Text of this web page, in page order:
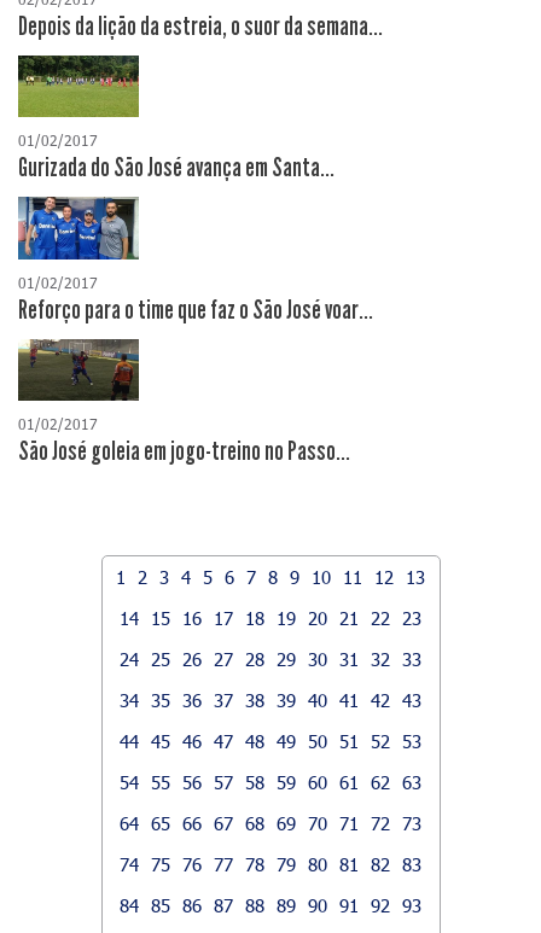
Depois da lição da estreia, o suor da semana...
01/02/2017
Gurizada do São José avança em Santa...
01/02/2017
Reforço para o time que faz o São José voar...
01/02/2017
São José goleia em jogo-treino no Passo...
1 2 3 4 5 6 7 8 9 10 11 12
13
14
15 16 17 18 19 20 21 22
23
24
25 26 27 28 29 30 31 32
33
34 35 36 37 38 39 40 41 42
43
44 45 46 47 48 49 50 51 52
53
54 55 56 57 58 59 60 61 62
63
64 65 66 67 68 69 70 71 72
73
74 75 76 77 78 79 80 81 82
83
84 85 86 87 88 89 90 91 92
93